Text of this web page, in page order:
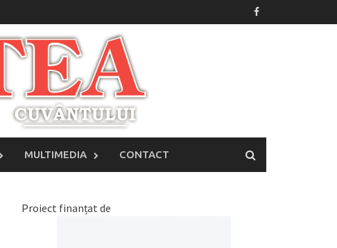
MULTIMEDIA CONTACT
Proiect finanțat de